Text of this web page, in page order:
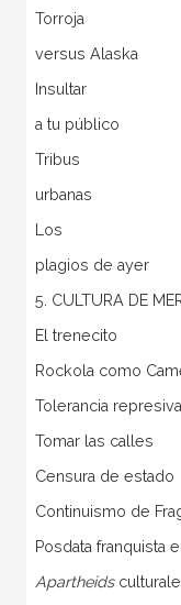
Torroja
versus Alaska
Insultar
a tu público
Tribus
urbanas
Los
plagios de ayer
5. CULTURA DE
El trenecito
Rockola como
Tolerancia represiva
Tomar las calles
Censura de estado
Continuismo de
Posdata franquista
Apartheids